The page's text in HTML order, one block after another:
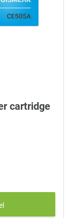
cartridge